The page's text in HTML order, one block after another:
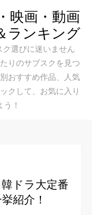
映画・動画
ランキング
選びに迷いません
りのサブスクを見つ
おすすめ作品、人気
クして、お気に入り
！
ドラ大定番
紹介！